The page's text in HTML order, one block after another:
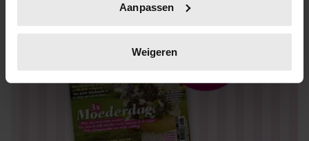
op specifieke eigenschappen (fingerprinting)
verwerkt en stel uw voorkeuren in het
intrekken in de Cookieverklaring.
We gebruiken cookies om content en advertenties te
personaliseren, om functies voor social media te bieden
Aanpassen
Weigeren